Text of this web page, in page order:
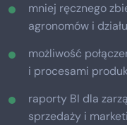
mniej ręcznego
agronomów i
możliwość
i procesami
raporty BI dla
sprzedaży i